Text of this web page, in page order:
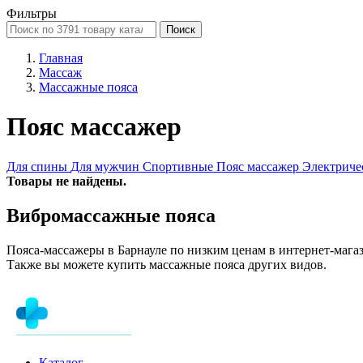
Фильтры
Поиск
Главная
Массаж
Массажные пояса
Пояс массажер
Для спины Для мужчин Спортивные Пояс массажер
Товары не найдены.
Вибромассажные пояса
Пояса-массажеры в Барнауле по низким ценам в интернет-
Также вы можете купить массажные пояса других видов.